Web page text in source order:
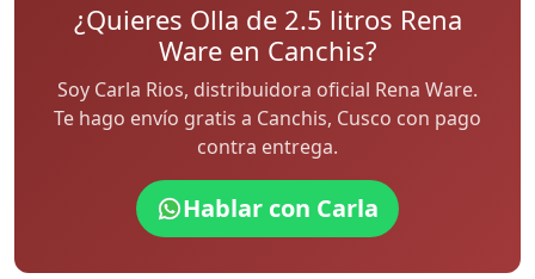
¿Quieres Olla de 2.5 litros Rena
Ware en Canchis?
Soy Carla Rios, distribuidora oficial Rena Ware.
Te hago envío gratis a Canchis, Cusco con pago
contra entrega.
Hablar con Carla